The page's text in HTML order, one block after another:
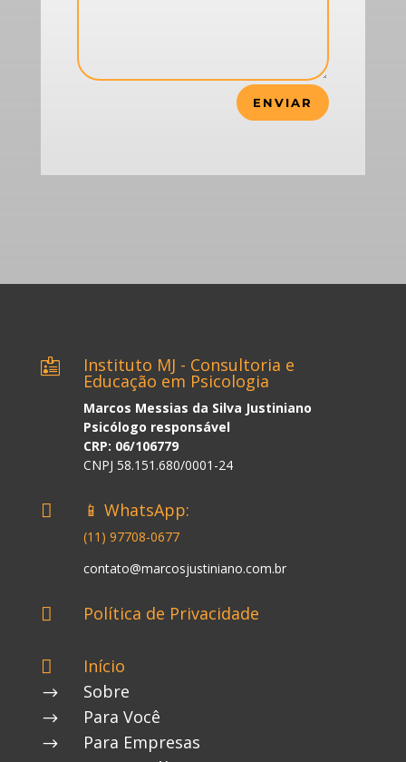
ENVIAR
 Instituto MJ - Consultoria e
Educação em Psicologia
Marcos Messias da Silva Justiniano
Psicólogo responsável
CRP: 06/106779
CNPJ 58.151.680/0001-24
 📱 WhatsApp:
(11) 97708-0677
contato@marcosjustiniano.com.br
 Política de Privacidade
 Início
$ Sobre
$ Para Você
$ Para Empresas